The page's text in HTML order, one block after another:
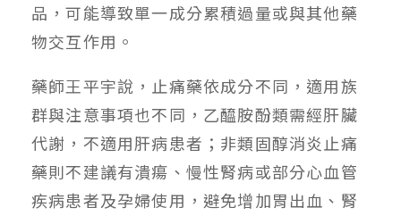
品，可能導致單一成分累積過量或與其他藥
物交互作用。
藥師王平宇說，止痛藥依成分不同，適用族
群與注意事項也不同，乙醯胺酚類需經肝臟
代謝，不適用肝病患者；非類固醇消炎止痛
藥則不建議有潰瘍、慢性腎病或部分心血管
疾病患者及孕婦使用，避免增加胃出血、腎